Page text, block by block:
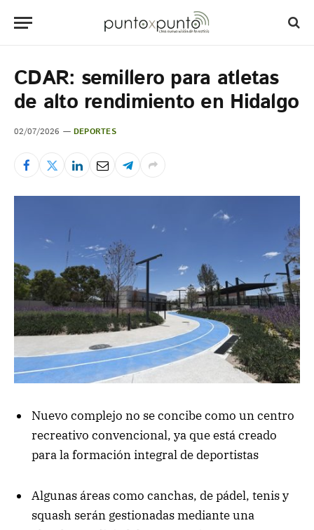
CDAR: semillero para atletas
de alto rendimiento en Hidalgo
02/07/2026 DEPORTES
Nuevo complejo no se concibe como un centro
recreativo convencional, ya que está creado
para la formación integral de deportistas
Algunas áreas como canchas, de pádel, tenis y
squash serán gestionadas mediante una